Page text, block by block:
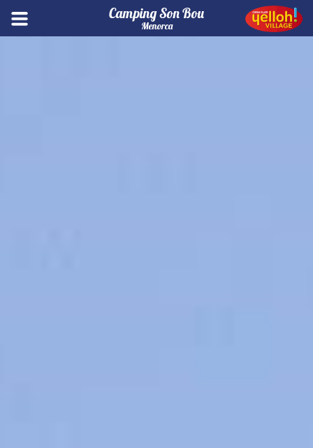
Camping Son Bou
Menorca